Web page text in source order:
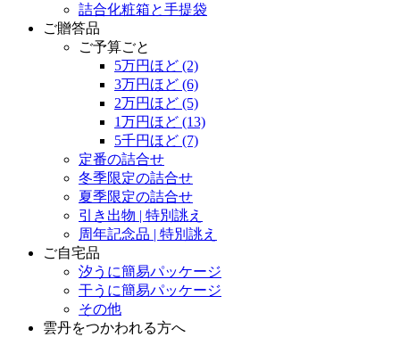
詰合化粧箱と手提袋
ご贈答品
ご予算ごと
5万円ほど (2)
3万円ほど (6)
2万円ほど (5)
1万円ほど (13)
5千円ほど (7)
定番の詰合せ
冬季限定の詰合せ
夏季限定の詰合せ
引き出物 | 特別誂え
周年記念品 | 特別誂え
ご自宅品
汐うに簡易パッケージ
干うに簡易パッケージ
その他
雲丹をつかわれる方へ